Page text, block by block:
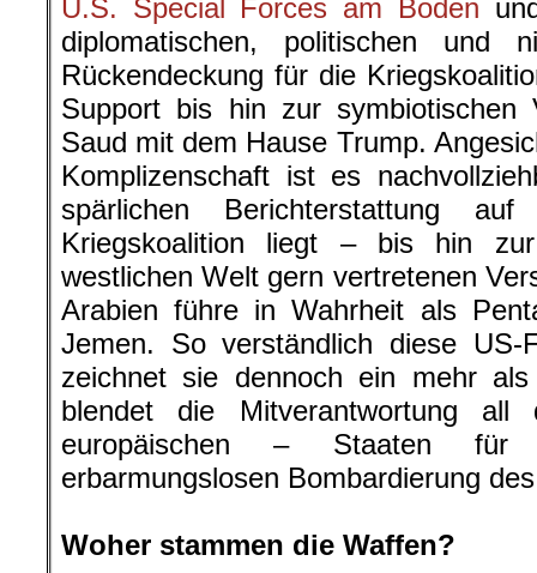
U.S. Special Forces am Boden
diplomatischen, politischen und
Rückendeckung für die
Support bis hin zur symbiotischen
Saud mit dem Hause Trump.
Komplizenschaft ist es
spärlichen Berichterstattung
Kriegskoalition liegt – bis hin
westlichen Welt gern vertretenen
Arabien führe in Wahrheit als
Jemen. So verständlich diese US-
zeichnet sie dennoch ein mehr
blendet die Mitverantwortung
europäischen – Staaten
erbarmungslosen Bombardierung
Woher stammen die Waffen?